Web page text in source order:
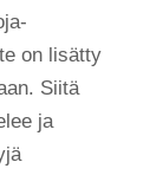
on lisätty
Siitä
ja